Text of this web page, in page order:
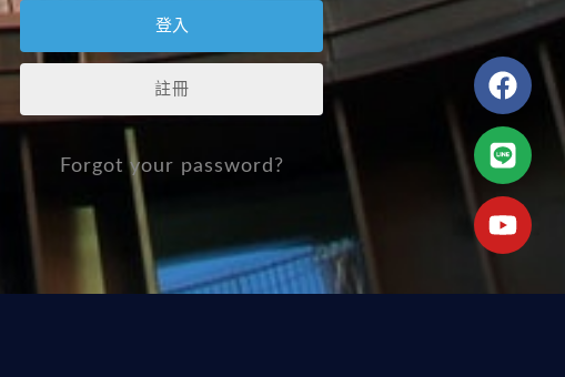
註冊
Forgot your password?